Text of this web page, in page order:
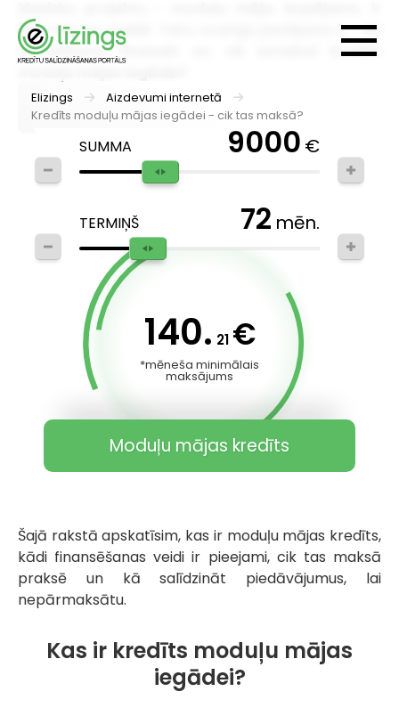
Elizings
Aizdevumi internetā
Kredīts moduļu mājas iegādei - cik tas maksā?
tieši tas, ko meklē. Taču svarīgs jautājums ir - kā
šo pirkumu finansēt un, cik izmaksā kredīts
SUMMA 9000 €
TERMIŅŠ 72 mēn.
140. 21 €
*mēneša minimālais
maksājums
Moduļu mājas kredīts
Šajā rakstā apskatīsim, kas ir moduļu mājas kredīts,
kādi finansēšanas veidi ir pieejami, cik tas maksā
praksē un kā salīdzināt piedāvājumus, lai
nepārmaksātu.
Kas ir kredīts moduļu mājas
iegādei?